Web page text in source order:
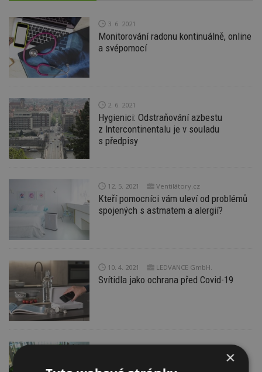
3. 6. 2021
Monitorování radonu kontinuálně, online
a svépomocí
2. 6. 2021
Hygienici: Odstraňování azbestu
z Intercontinentalu je v souladu
s předpisy
12. 5. 2021 Ventilátory.cz
Kteří pomocníci vám uleví od problémů
spojených s astmatem a alergií?
10. 4. 2021 LEDVANCE GmbH.
Svítidla jako ochrana před Covid-19
Květiny na stěně: Největší vertikální
×